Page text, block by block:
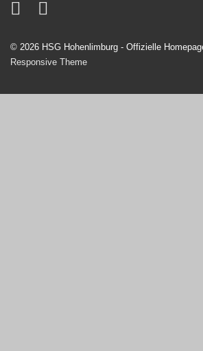
© 2026 HSG Hohenlimburg - Offizielle
Responsive Theme